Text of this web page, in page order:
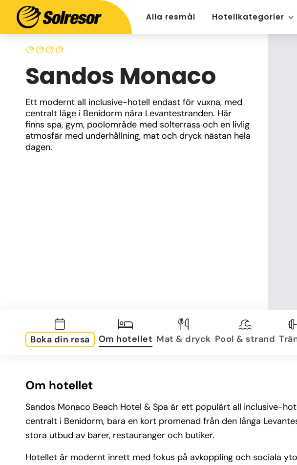
Alla resmål Hotellkategorier
Sandos Monaco
Ett modernt all inclusive-hotell endast för vuxna, med
centralt läge i Benidorm nära Levantestranden. Här
finns spa, gym, poolområde med solterrass och en livlig
atmosfär med underhållning, mat och dryck nästan hela
dagen.
Boka din resa Om hotellet Mat & dryck Pool & strand
Om hotellet
Sandos Monaco Beach Hotel & Spa är ett populärt all inclusive-
centralt i Benidorm, bara en kort promenad från den långa
stora utbud av barer, restauranger och butiker.
Hotellet är modernt inrett med fokus på avkoppling och sociala